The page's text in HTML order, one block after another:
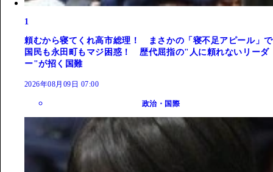
1
頼むから寝てくれ高市総理！ まさかの「寝不足アピール」で
国民も永田町もマジ困惑！ 歴代屈指の"人に頼れないリーダ
ー"が招く国難
2026年08月09日 07:00
政治・国際